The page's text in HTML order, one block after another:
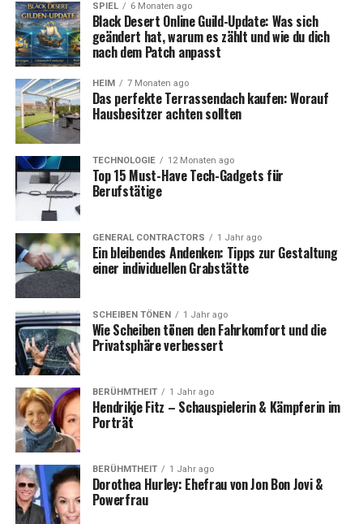
SPIEL 6 Monaten ago
Black Desert Online Guild-Update: Was sich
geändert hat, warum es zählt und wie du dich
nach dem Patch anpasst
HEIM 7 Monaten ago
Das perfekte Terrassendach kaufen: Worauf
Hausbesitzer achten sollten
TECHNOLOGIE 12 Monaten ago
Top 15 Must-Have Tech-Gadgets für
Berufstätige
GENERAL CONTRACTORS 1 Jahr ago
Ein bleibendes Andenken: Tipps zur Gestaltung
einer individuellen Grabstätte
SCHEIBEN TÖNEN 1 Jahr ago
Wie Scheiben tönen den Fahrkomfort und die
Privatsphäre verbessert
BERÜHMTHEIT 1 Jahr ago
Hendrikje Fitz – Schauspielerin & Kämpferin im
Porträt
BERÜHMTHEIT 1 Jahr ago
Dorothea Hurley: Ehefrau von Jon Bon Jovi &
Powerfrau